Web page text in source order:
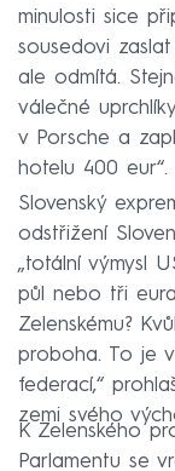
minulosti sice
sousedovi
ale odmítá.
válečné
v Porsche a
hotelu 400 eur“.
Slovenský
odstřižení
„totální výmysl
půl nebo tři
Zelenskému?
proboha. To je
federací,“
zemi svého
K Zelenského
Parlamentu se